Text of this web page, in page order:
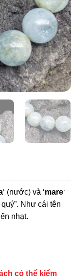
‘ (nước) và ‘mare‘
Như cái tên
nhạt.
có thể kiểm